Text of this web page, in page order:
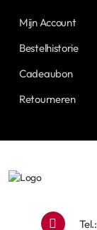
Mijn Account
Bestelhistorie
Cadeaubon
Retourneren